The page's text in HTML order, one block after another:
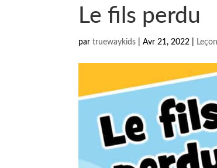
Le fils perdu
partruewaykids |Avr 21, 2022